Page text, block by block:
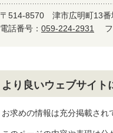
〒514-8570 津市広明町13番
電話番号： 059-224-2931
より良いウェブサイト
お求めの情報は充分掲載され